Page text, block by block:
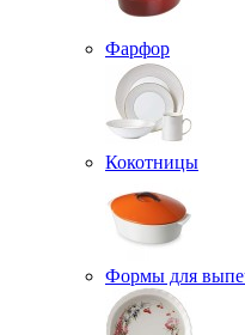
Фарфор
Кокотницы
Формы для